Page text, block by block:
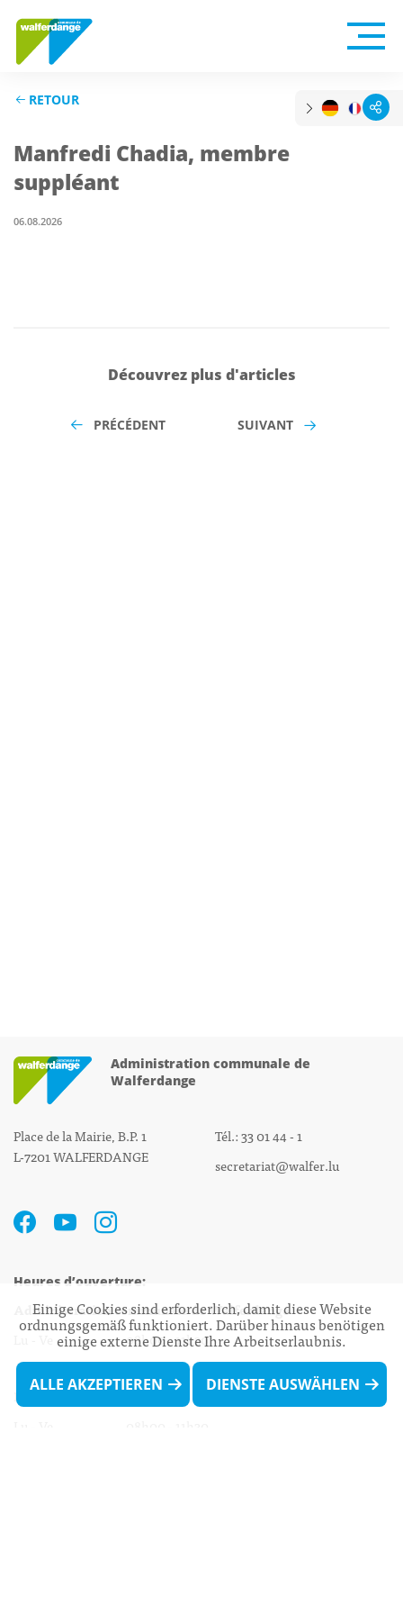
RETOUR
Manfredi Chadia, membre
suppléant
06.08.2026
Découvrez plus d'articles
PRÉCÉDENT SUIVANT
Administration communale de
Walferdange
Place de la Mairie, B.P. 1
L-7201 WALFERDANGE
Tél.: 33 01 44 - 1
secretariat@walfer.lu
Heures d’ouverture:
Administration communale de Walferdange
Lu - Ve 08h00 - 11h30
13h30 - 16h00
Biergercenter
Einige Cookies sind erforderlich, damit diese Website
ordnungsgemäß funktioniert. Darüber hinaus benötigen
einige externe Dienste Ihre Arbeitserlaubnis.
ALLE AKZEPTIEREN DIENSTE AUSWÄHLEN